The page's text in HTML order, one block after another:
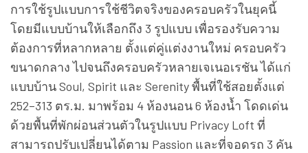
การใช้รูปแบบการใช้ชีวิตจริงของครอบครัวในยุคนี้
โดยมีแบบบ้านให้เลือกถึง 3 รูปแบบ เพื่อรองรับความ
ต้องการที่หลากหลาย ตั้งแต่คู่แต่งงานใหม่ ครอบครัว
ขนาดกลาง ไปจนถึงครอบครัวหลายเจเนอเรชัน ได้แก่
แบบบ้าน Soul, Spirit และ Serenity พื้นที่ใช้สอยตั้งแต่
252–313 ตร.ม. มาพร้อม 4 ห้องนอน 6 ห้องน้ำ โดดเด่น
ด้วยพื้นที่พักผ่อนส่วนตัวในรูปแบบ Privacy Loft ที่
สามารถปรับเปลี่ยนได้ตาม Passion และที่จอดรถ 3 คัน